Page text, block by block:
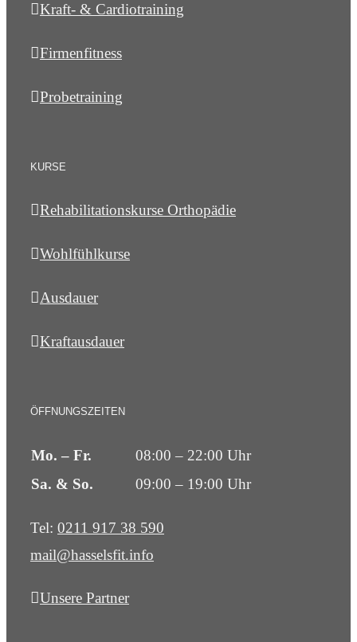
Kraft- & Cardiotraining
Firmenfitness
Probetraining
KURSE
Rehabilitationskurse Orthopädie
Wohlfühlkurse
Ausdauer
Kraftausdauer
ÖFFNUNGSZEITEN
Mo. – Fr.
08:00 – 22:00 Uhr
Sa. & So.
09:00 – 19:00 Uhr
Tel: 0211 917 38 590
mail@hasselsfit.info
Unsere Partner